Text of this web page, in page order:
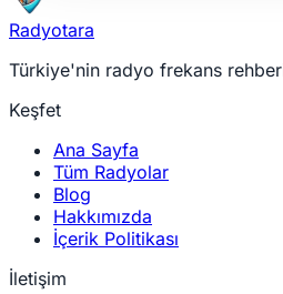
Radyotara
Türkiye'nin radyo frekans
Keşfet
Ana Sayfa
Tüm Radyolar
Blog
Hakkımızda
İçerik Politikası
İletişim